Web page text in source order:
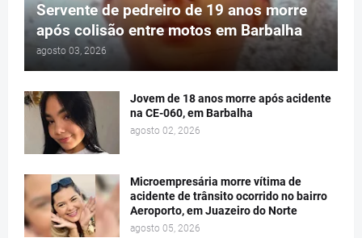
Servente de pedreiro de 19 anos morre
após colisão entre motos em Barbalha
agosto 03, 2026
Jovem de 18 anos morre após acidente
na CE-060, em Barbalha
agosto 02, 2026
Microempresária morre vítima de
acidente de trânsito ocorrido no bairro
Aeroporto, em Juazeiro do Norte
agosto 05, 2026